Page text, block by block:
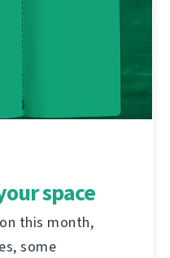
space
this month,
some